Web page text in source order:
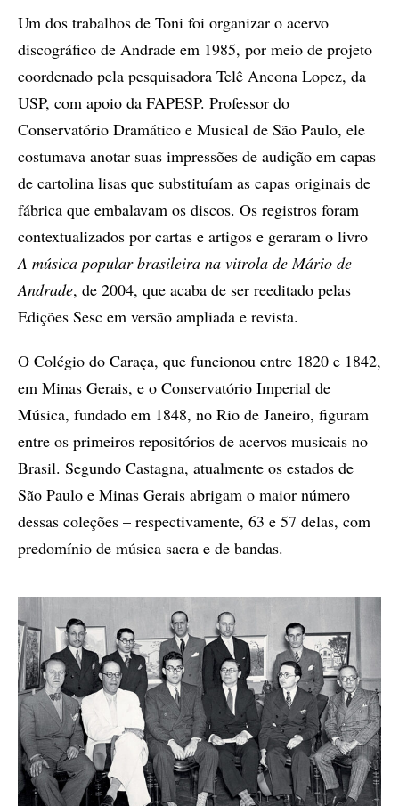
Um dos trabalhos de Toni foi organizar o acervo
discográfico de Andrade em 1985, por meio de projeto
coordenado pela pesquisadora Telê Ancona Lopez, da
USP, com apoio da FAPESP. Professor do
Conservatório Dramático e Musical de São Paulo, ele
costumava anotar suas impressões de audição em capas
de cartolina lisas que substituíam as capas originais de
fábrica que embalavam os discos. Os registros foram
contextualizados por cartas e artigos e geraram o livro
A música popular brasileira na vitrola de Mário de
Andrade, de 2004, que acaba de ser reeditado pelas
Edições Sesc em versão ampliada e revista.
O Colégio do Caraça, que funcionou entre 1820 e 1842,
em Minas Gerais, e o Conservatório Imperial de
Música, fundado em 1848, no Rio de Janeiro, figuram
entre os primeiros repositórios de acervos musicais no
Brasil. Segundo Castagna, atualmente os estados de
São Paulo e Minas Gerais abrigam o maior número
dessas coleções – respectivamente, 63 e 57 delas, com
predomínio de música sacra e de bandas.